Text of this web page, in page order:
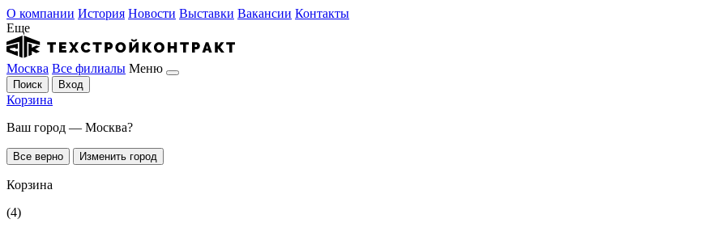
О компании История Новости Выставки Вакансии Контакты
Еще
Москва Все филиалы Меню
Поиск Вход
Корзина
Ваш город — Москва?
Все верно Изменить город
Корзина
(4)